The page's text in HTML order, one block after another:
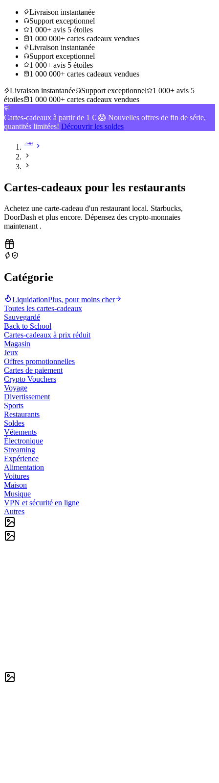
Livraison instantanée
Support exceptionnel
1 000+ avis 5 étoiles
1 000 000+ cartes cadeaux vendues
Livraison instantanée
Support exceptionnel
1 000+ avis 5 étoiles
1 000 000+ cartes cadeaux vendues
Livraison instantanée
Support exceptionnel
1 000+ avis 5
étoiles
1 000 000+ cartes cadeaux vendues
Cartes-cadeaux à partir de 1 € 😱 Nouvelles offres de fin de série,
quantités limitées! Découvrir les soldes
Cartes-cadeaux pour les restaurants
Achetez une carte-cadeau d'un restaurant local. Starbucks,
DoorDash et plus encore. Dépensez des crypto-monnaies
maintenant .
Catégorie
LiquidationPlus, pour moins cher
Toutes les cartes-cadeaux
Sauvegardé
Back to School
Cartes-cadeaux à prix réduit
Magasin
Jeux
Offres promotionnelles
Cartes de paiement
Crypto Vouchers
Voyage
Divertissement
Sports
Restaurants
Soldes
Vêtements
Électronique
Streaming
Expérience
Alimentation
Voitures
Maison
Musique
VPN et sécurité en ligne
Autres